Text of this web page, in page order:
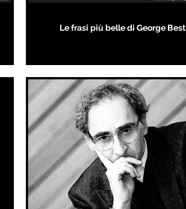
Le frasi più belle di George Best